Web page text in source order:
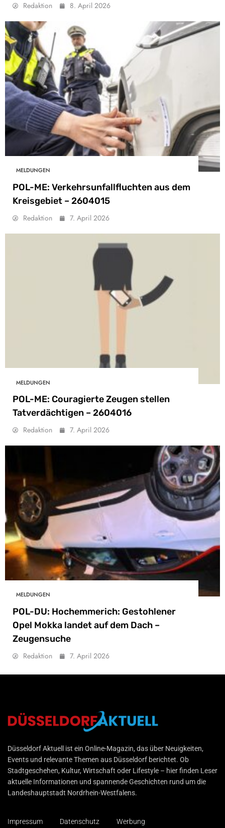
Redaktion 8. April 2026
MELDUNGEN
POL-ME: Verkehrsunfallfluchten aus dem
Kreisgebiet – 2604015
Redaktion 7. April 2026
MELDUNGEN
POL-ME: Couragierte Zeugen stellen
Tatverdächtigen – 2604016
Redaktion 7. April 2026
MELDUNGEN
POL-DU: Hochemmerich: Gestohlener
Opel Mokka landet auf dem Dach –
Zeugensuche
Redaktion 7. April 2026
Düsseldorf Aktuell
Düsseldorf Aktuell ist ein Online-Magazin, das über Neuigkeiten,
Events und relevante Themen aus Düsseldorf berichtet. Ob
Stadtgeschehen, Kultur, Wirtschaft oder Lifestyle – hier finden Leser
aktuelle Informationen und spannende Geschichten rund um die
Landeshauptstadt Nordrhein-Westfalens.
Impressum Datenschutz Werbung